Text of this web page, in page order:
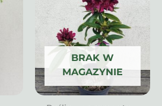
BRAK W
MAGAZYNIE